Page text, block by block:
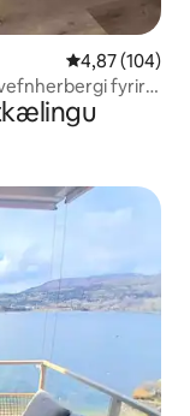
4,87 af 5 í
4,87 (104)
fyrir